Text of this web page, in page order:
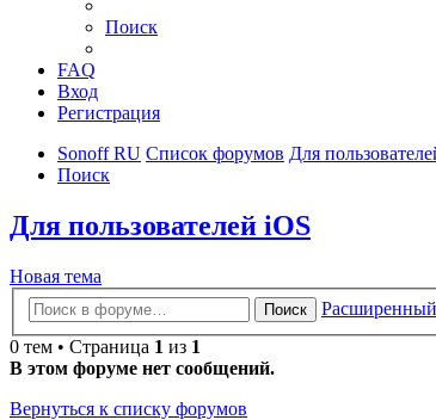
Поиск
FAQ
Вход
Регистрация
Sonoff RU Список форумов Для
Поиск
Для пользователей iOS
Новая тема
Поиск
0 тем • Страница 1 из 1
В этом форуме нет сообщений.
Вернуться к списку форумов